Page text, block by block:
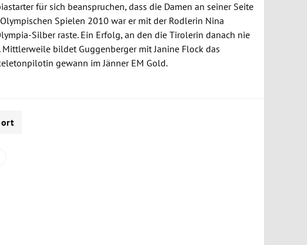
für sich beanspruchen, dass die Damen an seiner Seite
Olympischen Spielen 2010 war er mit der Rodlerin Nina
Silber raste. Ein Erfolg, an den die Tirolerin danach nie
Mittlerweile bildetGuggenbergermitJanine Flock das
gewann im Jänner EM Gold.